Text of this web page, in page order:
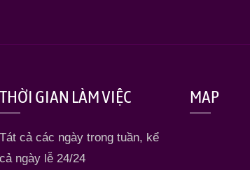
THỜI GIAN LÀM VIỆC
Tát cả các ngày trong tuần, kể
cả ngày lễ 24/24
MAP